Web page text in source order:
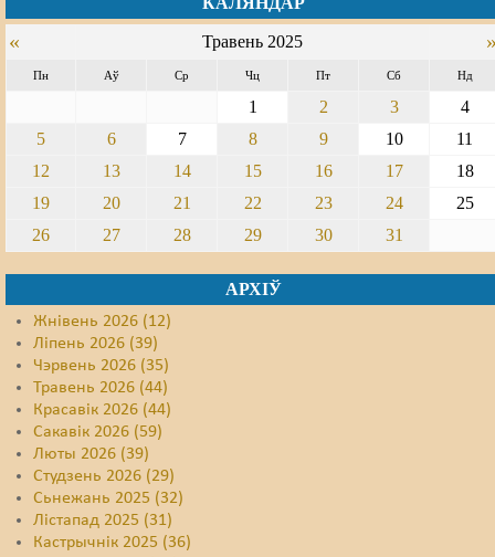
« Травень 2025
Пн Аў Ср Чц Пт Сб Нд
1 2 3
4
5
6 7 8 9 10
11
12
13 14 15 16 17
18
19
20 21 22 23 24
25
26
27 28 29 30 31
АРХІЎ
Жнівень 2026 (12)
Ліпень 2026 (39)
Чэрвень 2026 (35)
Травень 2026 (44)
Красавік 2026 (44)
Сакавік 2026 (59)
Люты 2026 (39)
Студзень 2026 (29)
Сьнежань 2025 (32)
Лістапад 2025 (31)
Кастрычнік 2025 (36)
Суд
Сьмяротнае пакараньне
Сацыяльныя правы